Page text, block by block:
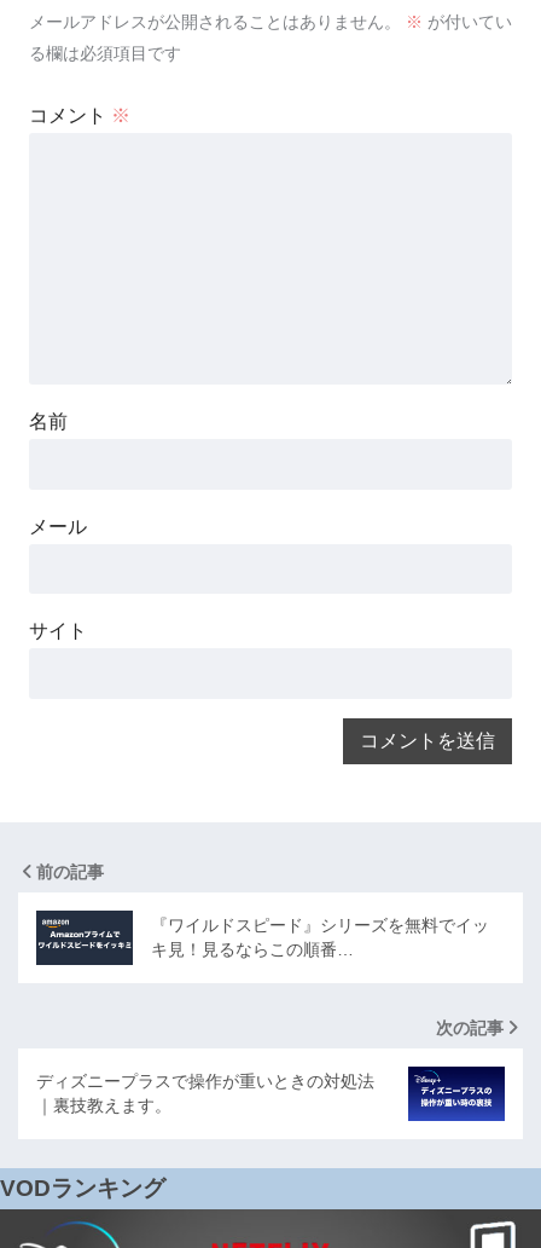
メールアドレスが公開されることはありません。 ※ が付いてい
る欄は必須項目です
コメント ※
名前
メール
サイト
前の記事
『ワイルドスピード』シリーズを無料でイッ
キ見！見るならこの順番…
次の記事
ディズニープラスで操作が重いときの対処法
｜裏技教えます。
VODランキング